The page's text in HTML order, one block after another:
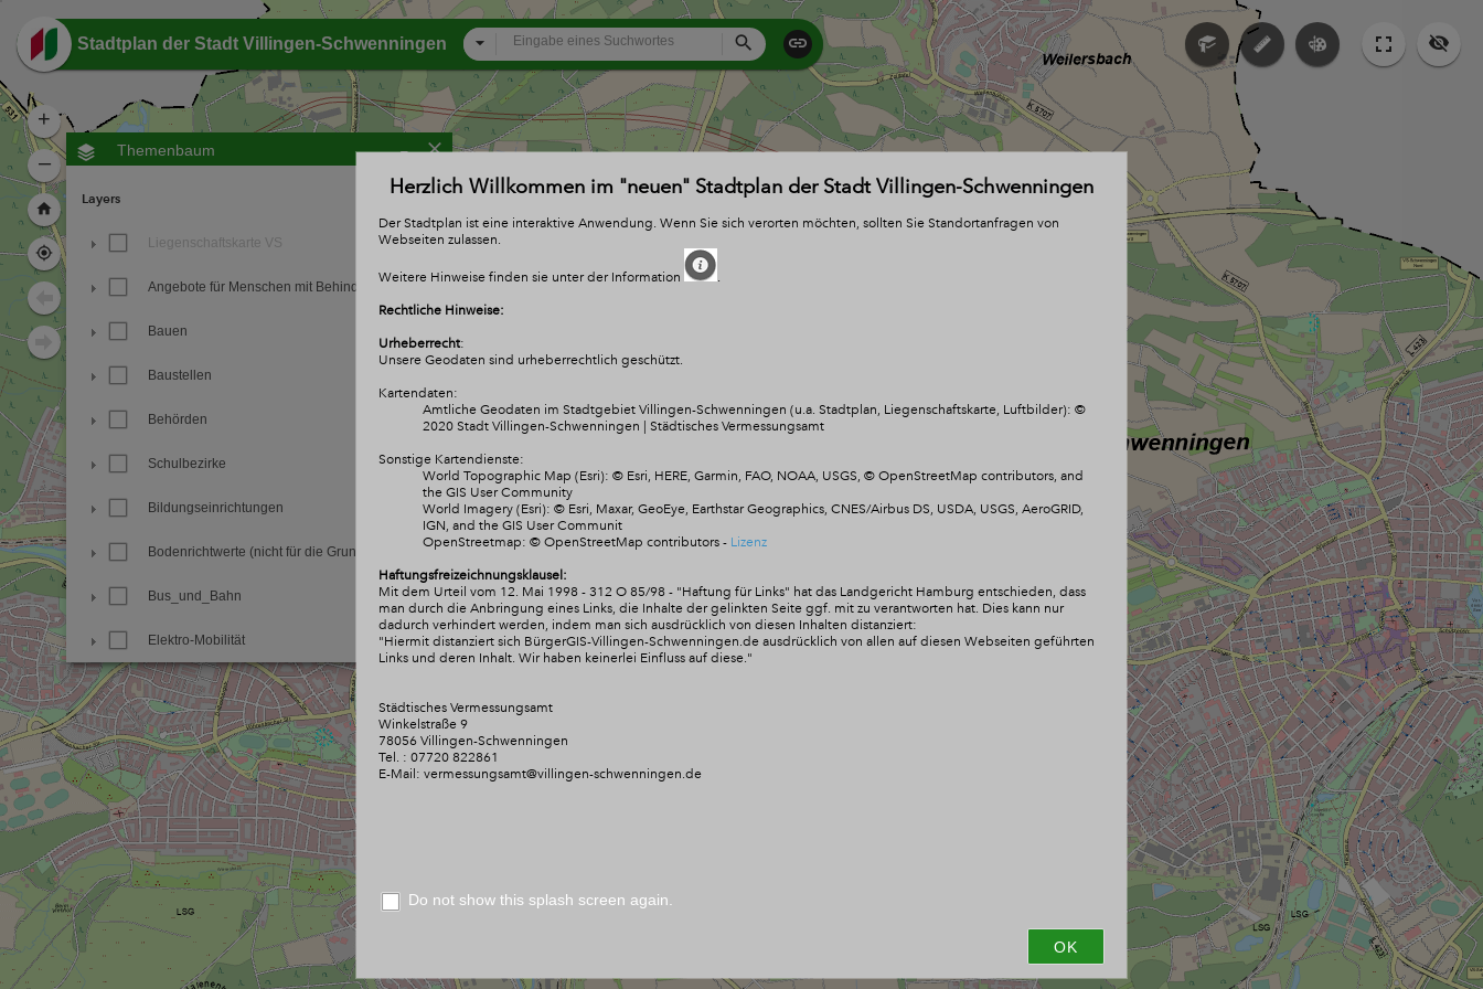
+
–
Stadtplan der Stadt Villingen-Schwenningen Search
Themenbaum -
Layers
Liegenschaftskarte VS
Angebote für Menschen mit Behinderung
Bauen
Baustellen
Behörden
Schulbezirke
Bildungseinrichtungen
Bodenrichtwerte (nicht für die Grundsteuer)
Bus_und_Bahn
Elektro-Mobilität
Familie_und_Soziales
Freie Notare
Freizeit und Sport
Friedhöfe und Krematorium
Geschichte und Natur
Gewerbe und Industrie
Informationen zur Stadt
Herzlich Willkommen im "neuen" Stadtplan der Stadt Villingen-Schwenningen
Der Stadtplan ist eine interaktive Anwendung. Wenn Sie sich verorten möchten, sollten Sie Standortanfragen von
Webseiten zulassen.
Weitere Hinweise finden sie unter der Information
.
Rechtliche Hinweise:
Urheberrecht:
Unsere Geodaten sind urheberrechtlich geschützt.
Kartendaten:
Amtliche Geodaten im Stadtgebiet Villingen-Schwenningen (u.a. Stadtplan, Liegenschaftskarte, Luftbilder): ©
2020 Stadt Villingen-Schwenningen | Städtisches Vermessungsamt
Sonstige Kartendienste:
World Topographic Map (Esri): © Esri, HERE, Garmin, FAO, NOAA, USGS, © OpenStreetMap contributors, and
the GIS User Community
World Imagery (Esri): © Esri, Maxar, GeoEye, Earthstar Geographics, CNES/Airbus DS, USDA, USGS, AeroGRID,
IGN, and the GIS User Communit
OpenStreetmap: © OpenStreetMap contributors - Lizenz
Haftungsfreizeichnungsklausel:
Mit dem Urteil vom 12. Mai 1998 - 312 O 85/98 - "Haftung für Links" hat das Landgericht Hamburg entschieden, dass
man durch die Anbringung eines Links, die Inhalte der gelinkten Seite ggf. mit zu verantworten hat. Dies kann nur
dadurch verhindert werden, indem man sich ausdrücklich von diesen Inhalten distanziert:
"Hiermit distanziert sich BürgerGIS-Villingen-Schwenningen.de ausdrücklich von allen auf diesen Webseiten geführten
Links und deren Inhalt. Wirhaben keinerlei Einfluss auf diese."
Städtisches Vermessungsamt
Winkelstraße 9
78056 Villingen-Schwenningen
Tel. : 07720 822861
E-Mail: vermessungsamt@villingen-schwenningen.de
Do not show this splash screen again.
OK